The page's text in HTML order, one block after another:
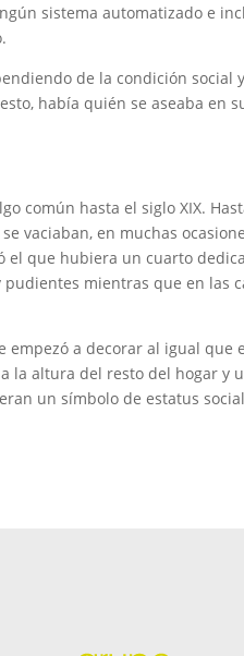
sistema automatizado e
de la condición social y
había quién se aseaba en
común hasta el siglo XIX.
vaciaban, en muchas
el que hubiera un cuarto
mientras que en las
empezó a decorar al igual que
la altura del resto del hogar y
un símbolo de estatus